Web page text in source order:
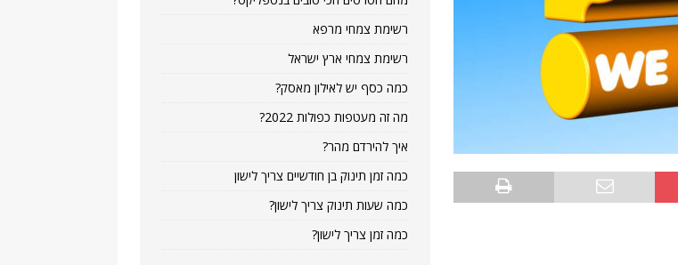
רשימת צמחי מרפא
רשימת צמחי ארץ ישראל
כמה כסף יש לאילון מאסק?
מה זה מעטפות כפולות 2022?
איך להירדם מהר?
כמה זמן תינוק בן חודשיים צריך לישון
כמה שעות תינוק צריך לישון?
כמה זמן צריך לישון?